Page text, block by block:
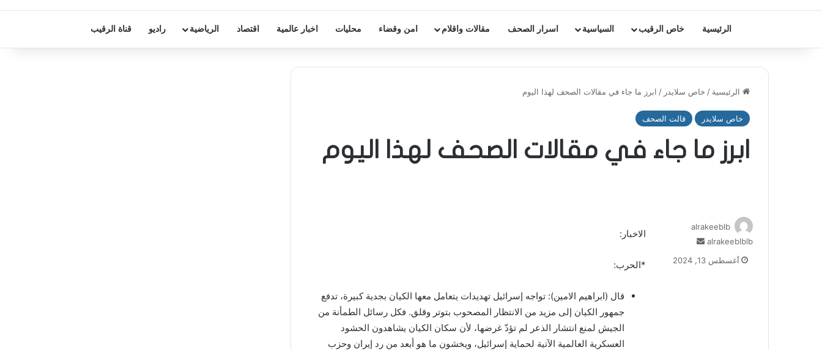
الرئيسية خاص الرقيب السياسية اسرار الصحف مقالات واقلام امن وقضاء محليات اخبار عالمية اقتصاد الرياضية راديو قناة الرقيب
الرئيسية / خاص سلايدر / ابرز ما جاء في مقالات الصحف لهذا اليوم
خاص سلايدر قالت الصحف
ابرز ما جاء في مقالات الصحف لهذا اليوم
الاخبار:
*الحرب:
قال (ابراهيم الامين): تواجه إسرائيل تهديدات يتعامل معها الكيان بجدية كبيرة، تدفع
جمهور الكيان إلى مزيد من الانتظار المصحوب بتوتر وقلق. فكل رسائل الطمأنة من
الجيش لمنع انتشار الذعر لم تؤدّ غرضها، لأن سكان الكيان يشاهدون الحشود
العسكرية العالمية الآتية لحماية إسرائيل، ويخشون ما هو أبعد من رد إيران وحزب
alrakeeblb
alrakeeblblb
أرسل
إلكترونيا
أغسطس 13, 2024